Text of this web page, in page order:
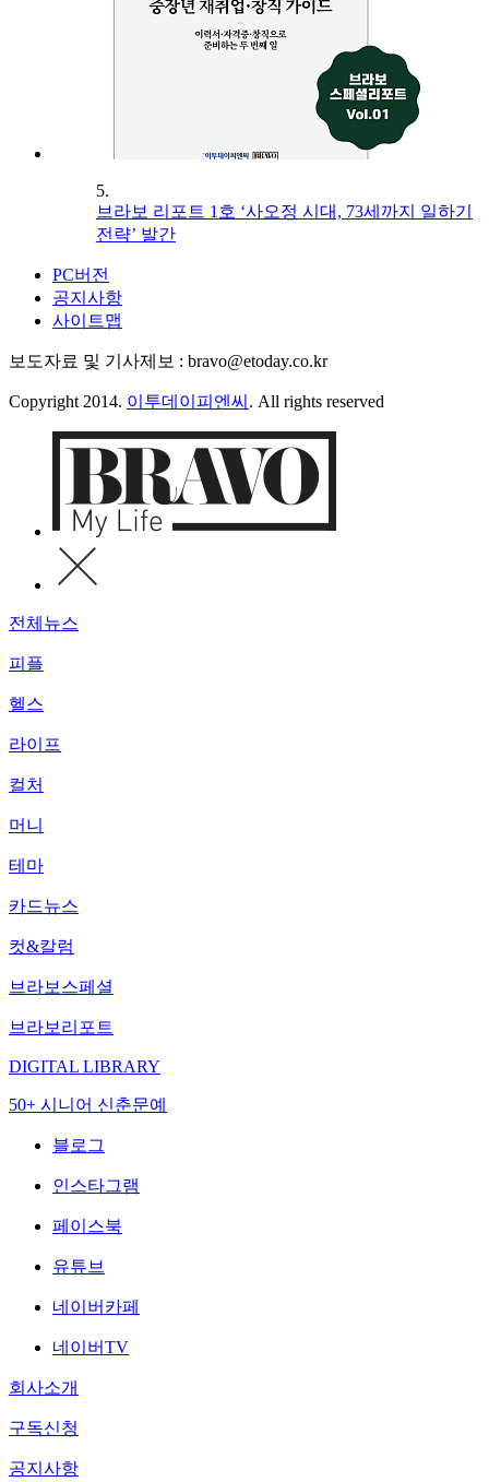
5.
브라보 리포트 1호 ‘사오정 시대, 73세까지 일하기
전략’ 발간
PC버전
공지사항
사이트맵
보도자료 및 기사제보 : bravo@etoday.co.kr
Copyright 2014. 이투데이피엔씨 . All rights reserved
전체뉴스
피플
헬스
라이프
컬처
머니
테마
카드뉴스
컷&칼럼
브라보스페셜
브라보리포트
DIGITAL LIBRARY
50+ 시니어 신춘문예
블로그
인스타그램
페이스북
유튜브
네이버카페
네이버TV
회사소개
구독신청
공지사항